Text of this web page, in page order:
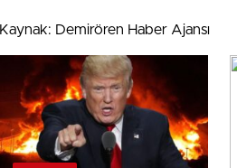
Kaynak: Demirören Haber Ajansı